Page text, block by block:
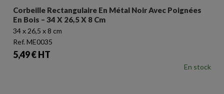
Corbeille Rectangulaire En Métal Noir Avec Poignées
En Bois – 34 X 26,5 X 8 Cm
34 x 26,5 x 8 cm
Ref. ME0035
Prix
5,49 € HT
En stock